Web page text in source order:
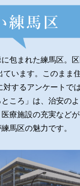
マンションサロン案
にコンテンツ追加し
包まれた練馬区。
います。このまま
するアンケートで
ころ」は、治安の
療施設の充実など
馬区の魅力です。